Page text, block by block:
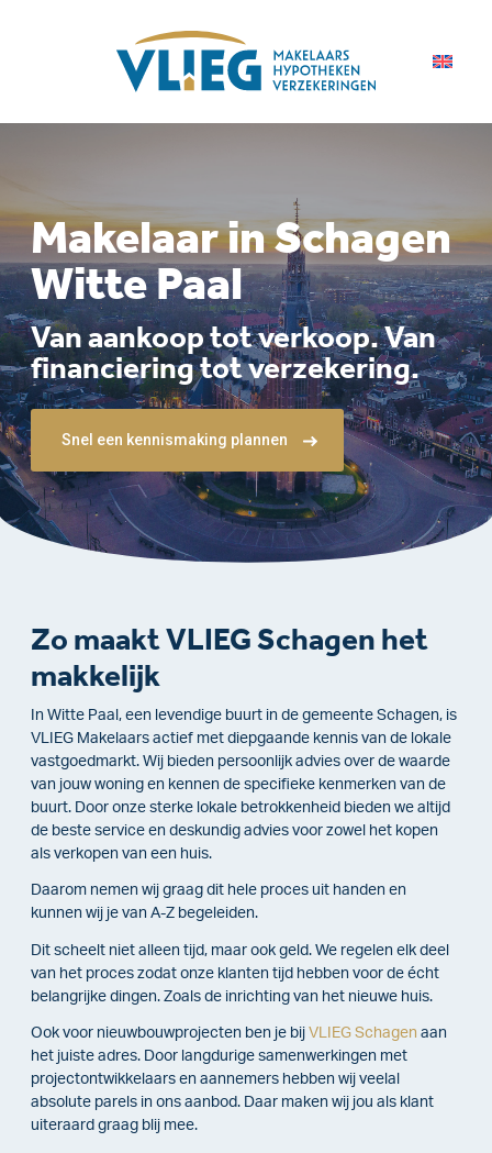
Makelaar in Schagen
Witte Paal
Van aankoop tot verkoop. Van
financiering tot verzekering.
Snel een kennismaking plannen
Zo maakt VLIEG Schagen het
makkelijk
In Witte Paal, een levendige buurt in de gemeente Schagen, is
VLIEG Makelaars actief met diepgaande kennis van de lokale
vastgoedmarkt. Wij bieden persoonlijk advies over de waarde
van jouw woning en kennen de specifieke kenmerken van de
buurt. Door onze sterke lokale betrokkenheid bieden we altijd
de beste service en deskundig advies voor zowel het kopen
als verkopen van een huis.
Daarom nemen wij graag dit hele proces uit handen en
kunnen wij je van A-Z begeleiden.
Dit scheelt niet alleen tijd, maar ook geld. We regelen elk deel
van het proces zodat onze klanten tijd hebben voor de écht
belangrijke dingen. Zoals de inrichting van het nieuwe huis.
Ook voor nieuwbouwprojecten ben je bij VLIEG Schagen aan
het juiste adres. Door langdurige samenwerkingen met
projectontwikkelaars en aannemers hebben wij veelal
absolute parels in ons aanbod. Daar maken wij jou als klant
uiteraard graag blij mee.